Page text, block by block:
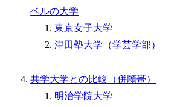
ベルの大学
東京女子大学
津田塾大学（学芸学部）
共学大学との比較（併願帯）
明治学院大学